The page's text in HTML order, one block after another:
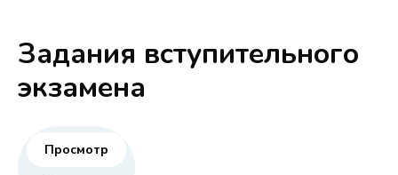
Задания вступительного
экзамена
Просмотр